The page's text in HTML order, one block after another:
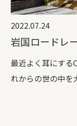
2022.07.24
岩国ロードレ
最近よく耳にする
れからの世の中を